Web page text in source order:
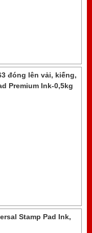
đóng lên vải, kiếng,
Premium Ink-0,5kg
Stamp Pad Ink,